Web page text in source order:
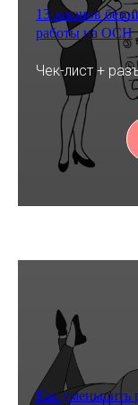
13 законов
работы на ОСН
Чек-лист +
Как уменьшить